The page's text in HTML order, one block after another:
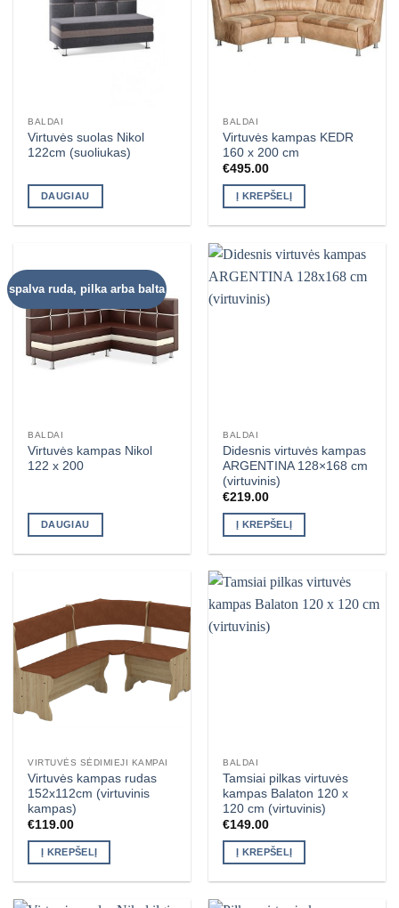
BALDAI
Virtuvės suolas Nikol
122cm (suoliukas)
DAUGIAU
BALDAI
Virtuvės kampas KEDR
160 x 200 cm
€495.00
Į KREPŠELĮ
spalva ruda, pilka arba balta
BALDAI
Virtuvės kampas Nikol
122 x 200
DAUGIAU
BALDAI
Didesnis virtuvės kampas
ARGENTINA 128×168 cm
(virtuvinis)
€219.00
Į KREPŠELĮ
VIRTUVĖS SĖDIMIEJI KAMPAI
Virtuvės kampas rudas
152x112cm (virtuvinis
kampas)
€119.00
Į KREPŠELĮ
BALDAI
Tamsiai pilkas virtuvės
kampas Balaton 120 x
120 cm (virtuvinis)
€149.00
Į KREPŠELĮ